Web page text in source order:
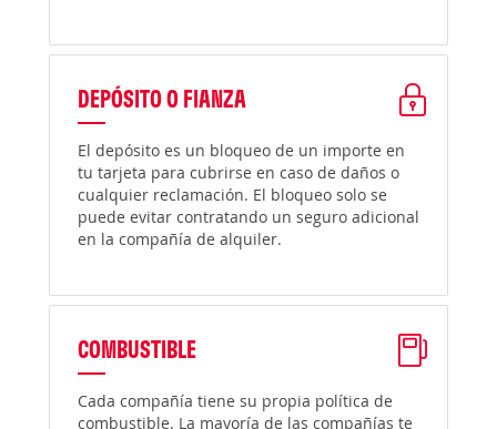
DEPÓSITO O FIANZA
El depósito es un bloqueo de un importe en
tu tarjeta para cubrirse en caso de daños o
cualquier reclamación. El bloqueo solo se
puede evitar contratando un seguro adicional
en la compañía de alquiler.
COMBUSTIBLE
Cada compañía tiene su propia política de
combustible. La mayoría de las compañías te